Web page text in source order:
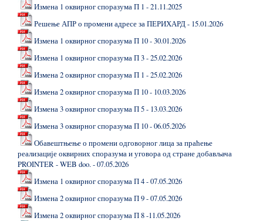
Измена 1 оквирног споразума П 1 - 21.11.2025
Решење АПР о промени адресе за ПЕРИХАРД - 15.01.2026
Измена 1 оквирног споразума П 10 - 30.01.2026
Измена 1 оквирног споразума П 3 - 25.02.2026
Измена 2 оквирног споразума П 1 - 25.02.2026
Измена 2 оквирног споразума П 10 - 10.03.2026
Измена 3 оквирног споразума П 5 - 13.03.2026
Измена 3 оквирног споразума П 10 - 06.05.2026
Обавештњење о промени одговорног лица за праћење
реализације оквирних споразума и уговора од стране добављача
PROINTER - WEB doo. - 07.05.2026
Измена 1 оквирног споразума П 4 - 07.05.2026
Измена 2 оквирног споразума П 9 - 07.05.2026
Измена 2 оквирног споразума П 8 -11.05.2026